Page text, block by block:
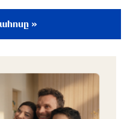
3 ժամ առաջ
»